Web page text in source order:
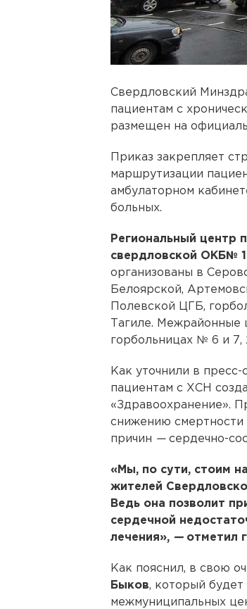
Свердловский
пациентам с
размещен на
Приказ закрепляет
маршрутизации
амбулаторном
больных.
Региональный центр
свердловской ОКБ№ 1
организованы в
Белоярской,
Полевской ЦГБ,
Тагиле. Межрайонные
горбольницах № 6 и 7,
Как уточнили в
пациентам с ХСН
«Здравоохранение».
снижению смертности
причин —сердечно-
«Мы, по сути, стоим
жителей
Ведь она позволит
сердечной
лечения», —отметил
Как пояснил, в свою
Быков, который будет
межмуниципальных